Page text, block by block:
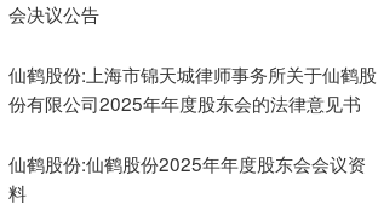
会决议公告
仙鹤股份:上海市锦天城律师事务所关于仙鹤股
份有限公司2025年年度股东会的法律意见书
仙鹤股份:仙鹤股份2025年年度股东会会议资
料